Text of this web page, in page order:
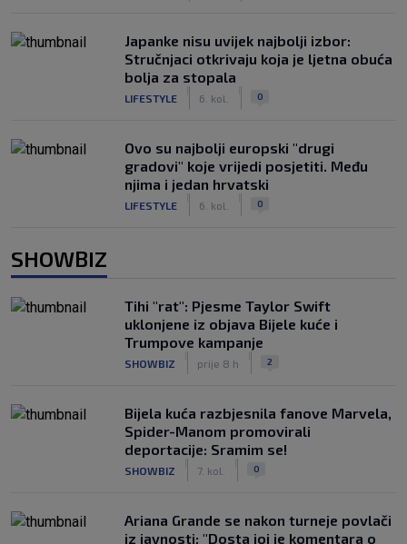
Japanke nisu uvijek najbolji izbor:
Stručnjaci otkrivaju koja je ljetna obuća
bolja za stopala
LIFESTYLE 6. kol. 0
Ovo su najbolji europski "drugi
gradovi" koje vrijedi posjetiti. Među
njima i jedan hrvatski
LIFESTYLE 6. kol. 0
SHOWBIZ
Tihi "rat": Pjesme Taylor Swift
uklonjene iz objava Bijele kuće i
Trumpove kampanje
SHOWBIZ prije 8 h 2
Bijela kuća razbjesnila fanove Marvela,
Spider-Manom promovirali
deportacije: Sramim se!
SHOWBIZ 7. kol. 0
Ariana Grande se nakon turneje povlači
iz javnosti: "Dosta joj je komentara o